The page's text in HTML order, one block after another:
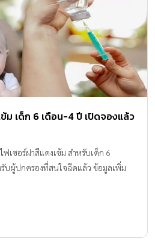
ม เด็ก 6 เดือน-4 ปี เปิดจองแล้ว
เซอร์ฝาสีแดงเข้ม สำหรับเด็ก 6
บผู้ปกครองที่สนใจฉีดแล้ว ข้อมูลเพิ่ม